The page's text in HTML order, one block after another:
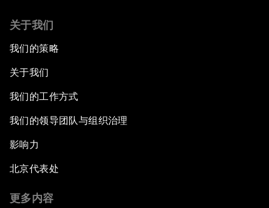
关于我们
我们的策略
关于我们
我们的工作方式
我们的领导团队与组织治理
影响力
北京代表处
更多内容